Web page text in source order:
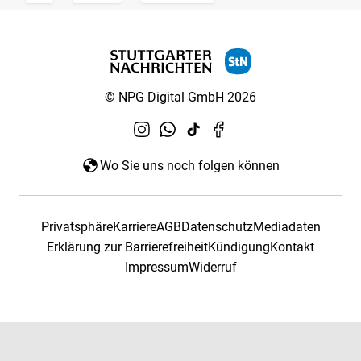
© NPG Digital GmbH 2026
Wo Sie uns noch folgen können
PrivatsphäreKarriereAGBDatenschutzMediadaten
Erklärung zur BarrierefreiheitKündigungKontakt
ImpressumWiderruf